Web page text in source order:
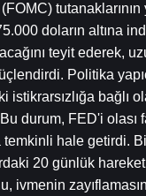
tutanaklarının
doların altına
teyit ederek,
Politika
istikrarsızlığa bağlı
durum, FED'i olası
hale getirdi.
20 günlük
ivmenin